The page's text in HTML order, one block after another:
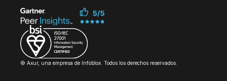
© Axur, una empresa de Infoblox. Todos los derechos reservados.